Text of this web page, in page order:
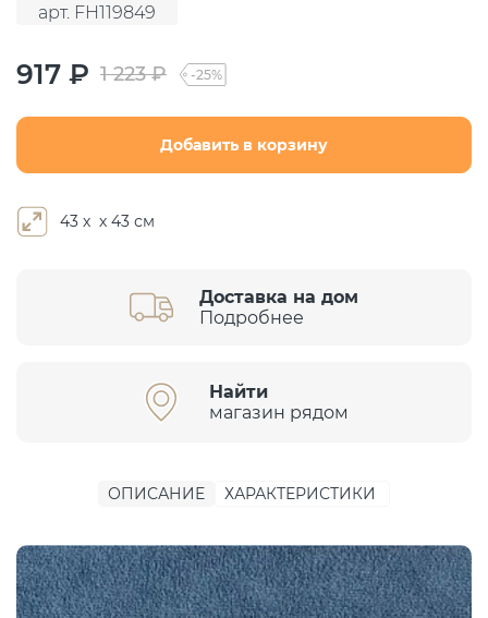
арт. FH119849
917 ₽ 1 223 ₽ -25%
Добавить в корзину
43 х х 43 см
Доставка на дом
Подробнее
Найти
магазин рядом
ОПИСАНИЕ ХАРАКТЕРИСТИКИ